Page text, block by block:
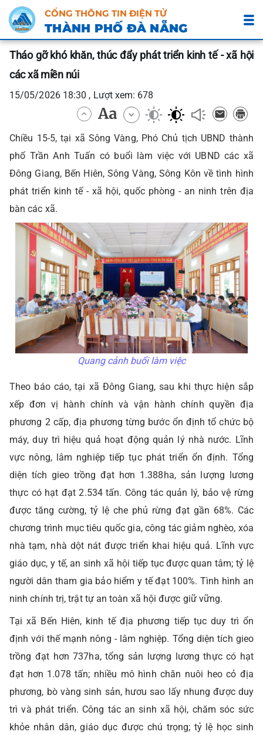
CỔNG THÔNG TIN ĐIỆN TỬ
THÀNH PHỐ ĐÀ NẴNG
Tháo gỡ khó khăn, thúc đẩy phát triển kinh tế - xã hội
các xã miền núi
15/05/2026 18:30 , Lượt xem: 678
Chiều 15-5, tại xã Sông Vàng, Phó Chủ tịch UBND thành
phố Trần Anh Tuấn có buổi làm việc với UBND các xã
Đông Giang, Bến Hiên, Sông Vàng, Sông Kôn về tình hình
phát triển kinh tế - xã hội, quốc phòng - an ninh trên địa
bàn các xã.
Quang cảnh buổi làm việc
Theo báo cáo, tại xã Đông Giang, sau khi thực hiện sắp
xếp đơn vị hành chính và vận hành chính quyền địa
phương 2 cấp, địa phương từng bước ổn định tổ chức bộ
máy, duy trì hiệu quả hoạt động quản lý nhà nước. Lĩnh
vực nông, lâm nghiệp tiếp tục phát triển ổn định. Tổng
diện tích gieo trồng đạt hơn 1.388ha, sản lượng lương
thực có hạt đạt 2.534 tấn. Công tác quản lý, bảo vệ rừng
được tăng cường, tỷ lệ che phủ rừng đạt gần 68%. Các
chương trình mục tiêu quốc gia, công tác giảm nghèo, xóa
nhà tạm, nhà dột nát được triển khai hiệu quả. Lĩnh vực
giáo dục, y tế, an sinh xã hội tiếp tục được quan tâm; tỷ lệ
người dân tham gia bảo hiểm y tế đạt 100%. Tình hình an
ninh chính trị, trật tự an toàn xã hội được giữ vững.
Tại xã Bến Hiên, kinh tế địa phương tiếp tục duy trì ổn
định với thế mạnh nông - lâm nghiệp. Tổng diện tích gieo
trồng đạt hơn 737ha, tổng sản lượng lương thực có hạt
đạt hơn 1.078 tấn; nhiều mô hình chăn nuôi heo cỏ địa
phương, bò vàng sinh sản, hươu sao lấy nhung được duy
trì và phát triển. Công tác an sinh xã hội, chăm sóc sức
khỏe nhân dân, giáo dục được chú trọng; tỷ lệ học sinh